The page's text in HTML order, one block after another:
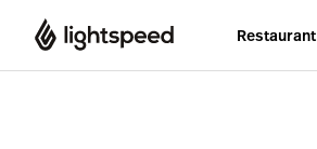
Restaurant